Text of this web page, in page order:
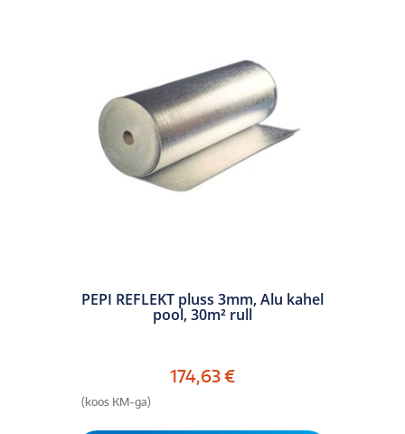
PEPI REFLEKT pluss 3mm, Alu kahel
pool, 30m² rull
174,63€
(koos KM-ga)